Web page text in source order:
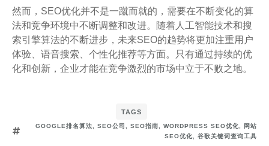
然而，SEO优化并不是一蹴而就的，需要在不断变化的算
法和竞争环境中不断调整和改进。随着人工智能技术和搜
索引擎算法的不断进步，未来SEO的趋势将更加注重用户
体验、语音搜索、个性化推荐等方面。只有通过持续的优
化和创新，企业才能在竞争激烈的市场中立于不败之地。
TAGS
GOOGLE排名算法, SEO公司 , SEO指南, WORDPRESS SEO优化,
网站
SEO优化, 谷歌关键词查询工具